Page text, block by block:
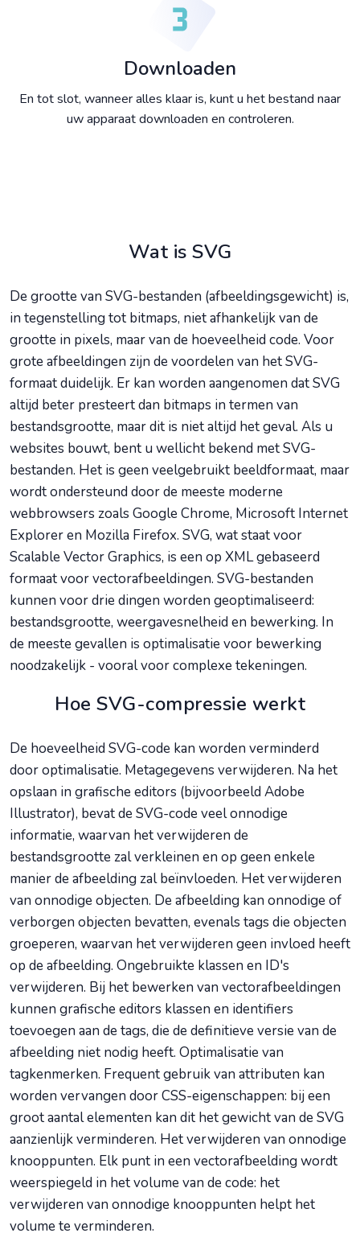
Downloaden
En tot slot, wanneer alles klaar is, kunt u het bestand naar
uw apparaat downloaden en controleren.
Wat is SVG
De grootte van SVG-bestanden (afbeeldingsgewicht) is,
in tegenstelling tot bitmaps, niet afhankelijk van de
grootte in pixels, maar van de hoeveelheid code. Voor
grote afbeeldingen zijn de voordelen van het SVG-
formaat duidelijk. Er kan worden aangenomen dat SVG
altijd beter presteert dan bitmaps in termen van
bestandsgrootte, maar dit is niet altijd het geval. Als u
websites bouwt, bent u wellicht bekend met SVG-
bestanden. Het is geen veelgebruikt beeldformaat, maar
wordt ondersteund door de meeste moderne
webbrowsers zoals Google Chrome, Microsoft Internet
Explorer en Mozilla Firefox. SVG, wat staat voor
Scalable Vector Graphics, is een op XML gebaseerd
formaat voor vectorafbeeldingen. SVG-bestanden
kunnen voor drie dingen worden geoptimaliseerd:
bestandsgrootte, weergavesnelheid en bewerking. In
de meeste gevallen is optimalisatie voor bewerking
noodzakelijk - vooral voor complexe tekeningen.
Hoe SVG-compressie werkt
De hoeveelheid SVG-code kan worden verminderd
door optimalisatie. Metagegevens verwijderen. Na het
opslaan in grafische editors (bijvoorbeeld Adobe
Illustrator), bevat de SVG-code veel onnodige
informatie, waarvan het verwijderen de
bestandsgrootte zal verkleinen en op geen enkele
manier de afbeelding zal beïnvloeden. Het verwijderen
van onnodige objecten. De afbeelding kan onnodige of
verborgen objecten bevatten, evenals tags die objecten
groeperen, waarvan het verwijderen geen invloed heeft
op de afbeelding. Ongebruikte klassen en ID's
verwijderen. Bij het bewerken van vectorafbeeldingen
kunnen grafische editors klassen en identifiers
toevoegen aan de tags, die de definitieve versie van de
afbeelding niet nodig heeft. Optimalisatie van
tagkenmerken. Frequent gebruik van attributen kan
worden vervangen door CSS-eigenschappen: bij een
groot aantal elementen kan dit het gewicht van de SVG
aanzienlijk verminderen. Het verwijderen van onnodige
knooppunten. Elk punt in een vectorafbeelding wordt
weerspiegeld in het volume van de code: het
verwijderen van onnodige knooppunten helpt het
volume te verminderen.